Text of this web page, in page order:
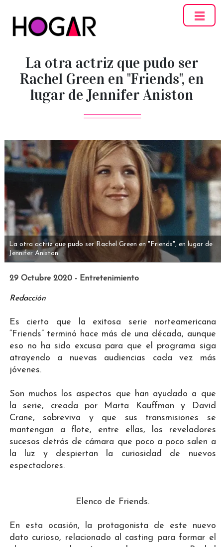
La otra actriz que pudo ser
Rachel Green en "Friends", en
lugar de Jennifer Aniston
La otra actriz que pudo ser Rachel Green en "Friends", en lugar de
Jennifer Aniston
29 Octubre 2020 - Entretenimiento
Redacción
Es cierto que la exitosa serie norteamericana
“Friends” terminó hace más de una década, aunque
eso no ha sido excusa para que el programa siga
atrayendo a nuevas audiencias cada vez más
jóvenes.
Son muchos los aspectos que han ayudado a que
la serie, creada por Marta Kauffman y David
Crane, sobreviva y que sus transmisiones se
mantengan a flote, entre ellas, los reveladores
sucesos detrás de cámara que poco a poco salen a
la luz y despiertan la curiosidad de nuevos
espectadores.
Elenco de Friends.
En esta ocasión, la protagonista de este nuevo
dato curioso, relacionado al casting para formar el